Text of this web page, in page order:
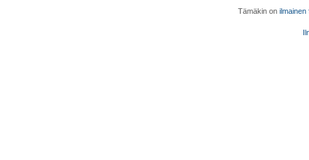
Tämäkin on ilmainen